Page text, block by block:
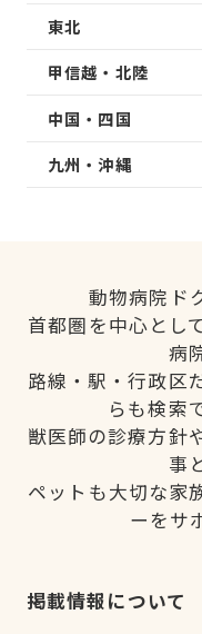
東北
甲信越・北陸
中国・四国
九州・沖縄
動物病院ド
首都圏を中心とし
病
路線・駅・行政区
らも検索
獣医師の診療方針
事
ペットも大切な家
ーをサ
掲載情報について